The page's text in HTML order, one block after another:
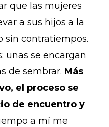
que las mujeres
a sus hijos a la
sin contratiempos.
unas se encargan
de sembrar. Más
el proceso se
de encuentro y
a mí me